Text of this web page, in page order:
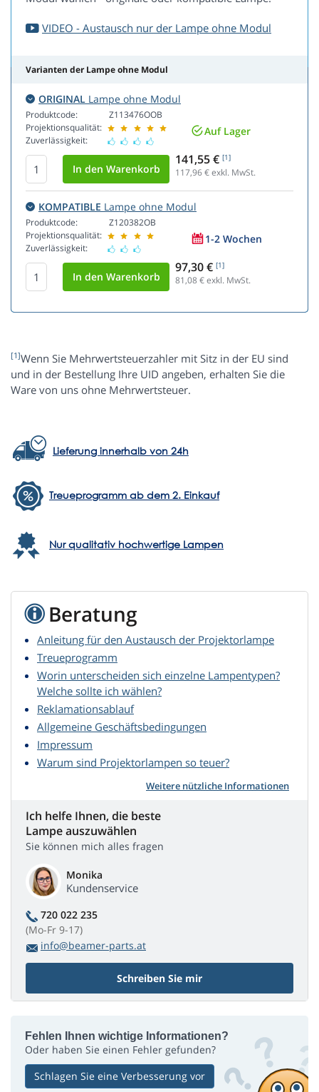
VIDEO - Austausch nur der Lampe ohne Modul
Varianten der Lampe ohne Modul
ORIGINAL Lampe ohne Modul
Produktcode:
Projektionsqualität:
Zuverlässigkeit:
Z113476OOB
Auf Lager
141,55 € [1]
117,96€ exkl. MwSt.
KOMPATIBLE Lampe ohne Modul
Produktcode:
Projektionsqualität:
Zuverlässigkeit:
Z120382OB
1-2 Wochen
97,30 € [1]
81,08€ exkl. MwSt.
[1]Wenn Sie Mehrwertsteuerzahler mit Sitz in der EU sind
und in der Bestellung Ihre UID angeben, erhalten Sie die
Ware von uns ohne Mehrwertsteuer.
Lieferung innerhalb von 24h
Treueprogramm ab dem 2. Einkauf
Nur qualitativ hochwertige Lampen
Beratung
Anleitung für den Austausch der Projektorlampe
Treueprogramm
Worin unterscheiden sich einzelne Lampentypen?
Welche sollte ich wählen?
Reklamationsablauf
Allgemeine Geschäftsbedingungen
Impressum
Warum sind Projektorlampen so teuer?
Weitere nützliche Informationen
Ich helfe Ihnen, die beste
Lampe auszuwählen
Sie können mich alles fragen
Monika
Kundenservice
720 022 235
(Mo-Fr 9-17)
info@beamer-parts.at
Schreiben Sie mir
Fehlen Ihnen wichtige Informationen?
Oder haben Sie einen Fehler gefunden?
Schlagen Sie eine Verbesserung vor